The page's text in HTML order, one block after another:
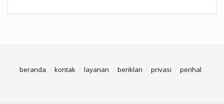
beranda kontak layanan beriklan privasi perihal